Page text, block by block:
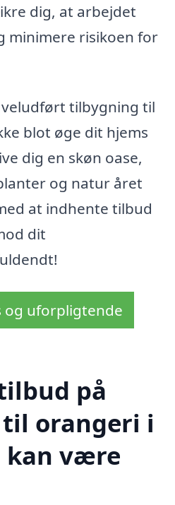
dig, at arbejdet
minimere risikoen for
tilbygning til
blot øge dit hjems
dig en skøn oase,
og natur året
at indhente tilbud
dit
og uforpligtende
på
orangeri i
kan være